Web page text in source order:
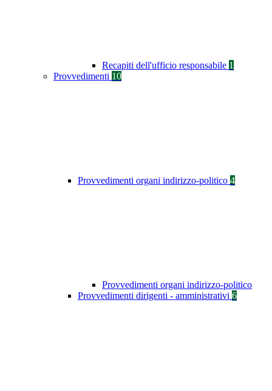
Recapiti dell'ufficio responsabile 1
Provvedimenti 10
Provvedimenti organi indirizzo-politico 4
Provvedimenti organi indirizzo-politico
Provvedimenti dirigenti - amministrativi 6